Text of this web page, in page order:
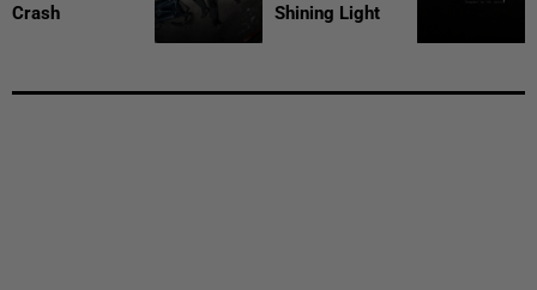
Crash Shining Light